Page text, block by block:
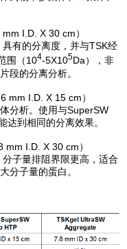
mm I.D. X 30 cm）
有的分离度，并与TSK经
围（104-5X105Da），非
段的分离分析。
mm I.D. X 15 cm）
分析。使用与SuperSW
达到相同的分离效果。
mm I.D. X 30 cm）
子量排阻界限更高，适合
分子量的蛋白。